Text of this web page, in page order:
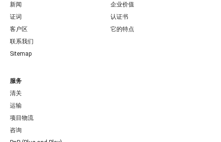
新闻
证词
客户区
联系我们
Sitemap
企业价值
认证书
它的特点
服务
清关
运输
项目物流
咨询